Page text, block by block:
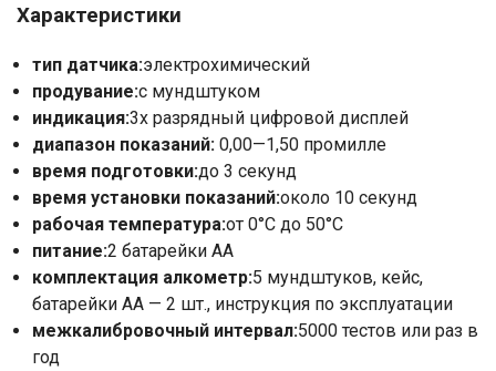
Характеристики
тип датчика:электрохимический
продувание:с мундштуком
индикация:3х разрядный цифровой дисплей
диапазон показаний: 0,00—1,50 промилле
время подготовки:до 3 секунд
время установки показаний:около 10 секунд
рабочая температура:от 0°С до 50°С
питание:2 батарейки АА
комплектация алкометр:5 мундштуков, кейс,
батарейки АА — 2 шт., инструкция по эксплуатации
межкалибровочный интервал:5000 тестов или раз в
год
соглашаетесь на обработку